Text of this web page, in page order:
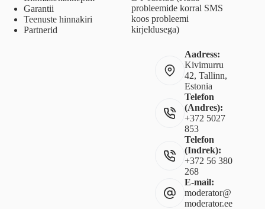
Garantii
Teenuste hinnakiri
Partnerid
probleemide korral SMS
koos probleemi
kirjeldusega)
Aadress:
Kivimurru
42, Tallinn,
Estonia
Telefon
(Andres):
+372 5027
853
Telefon
(Indrek):
+372 56 380
268
E-mail:
moderator@
moderator.ee